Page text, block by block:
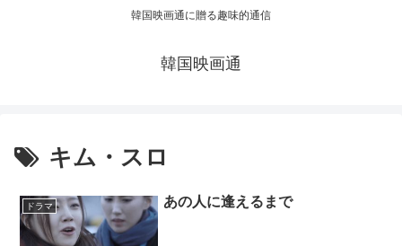
韓国映画通に贈る趣味的通信
韓国映画通
キム・スロ
ドラマ あの人に逢えるまで